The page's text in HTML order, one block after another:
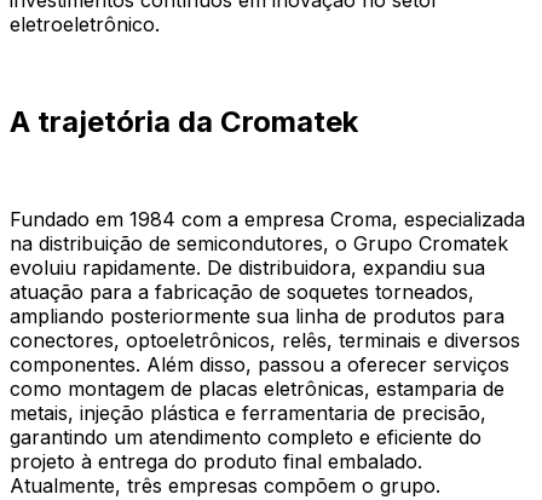
eletroeletrônico.
A trajetória da Cromatek
Fundado em 1984 com a empresa Croma, especializada
na distribuição de semicondutores, o Grupo Cromatek
evoluiu rapidamente. De distribuidora, expandiu sua
atuação para a fabricação de soquetes torneados,
ampliando posteriormente sua linha de produtos para
conectores, optoeletrônicos, relês, terminais e diversos
componentes. Além disso, passou a oferecer serviços
como montagem de placas eletrônicas, estamparia de
metais, injeção plástica e ferramentaria de precisão,
garantindo um atendimento completo e eficiente do
projeto à entrega do produto final embalado.
Atualmente, três empresas compõem o grupo.